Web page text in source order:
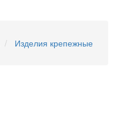
Изделия крепежные